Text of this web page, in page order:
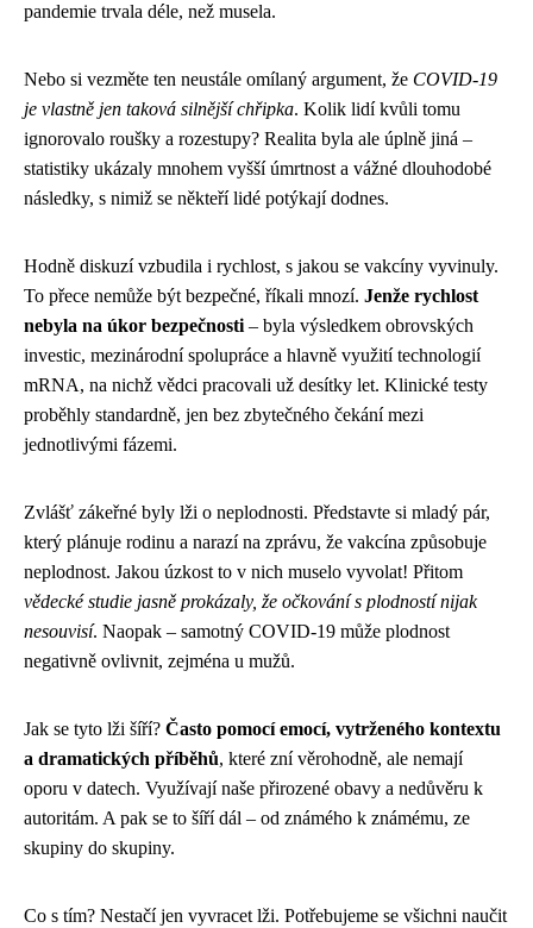
pandemie trvala déle, než musela.
Nebo si vezměte ten neustále omílaný argument, že COVID-19
je vlastně jen taková silnější chřipka. Kolik lidí kvůli tomu
ignorovalo roušky a rozestupy? Realita byla ale úplně jiná –
statistiky ukázaly mnohem vyšší úmrtnost a vážné dlouhodobé
následky, s nimiž se někteří lidé potýkají dodnes.
Hodně diskuzí vzbudila i rychlost, s jakou se vakcíny vyvinuly.
To přece nemůže být bezpečné, říkali mnozí. Jenže rychlost
nebyla na úkor bezpečnosti – byla výsledkem obrovských
investic, mezinárodní spolupráce a hlavně využití technologií
mRNA, na nichž vědci pracovali už desítky let. Klinické testy
proběhly standardně, jen bez zbytečného čekání mezi
jednotlivými fázemi.
Zvlášť zákeřné byly lži o neplodnosti. Představte si mladý pár,
který plánuje rodinu a narazí na zprávu, že vakcína způsobuje
neplodnost. Jakou úzkost to v nich muselo vyvolat! Přitom
vědecké studie jasně prokázaly, že očkování s plodností nijak
nesouvisí. Naopak – samotný COVID-19 může plodnost
negativně ovlivnit, zejména u mužů.
Jak se tyto lži šíří? Často pomocí emocí, vytrženého kontextu
a dramatických příběhů, které zní věrohodně, ale nemají
oporu v datech. Využívají naše přirozené obavy a nedůvěru k
autoritám. A pak se to šíří dál – od známého k známému, ze
skupiny do skupiny.
Co s tím? Nestačí jen vyvracet lži. Potřebujeme se všichni naučit